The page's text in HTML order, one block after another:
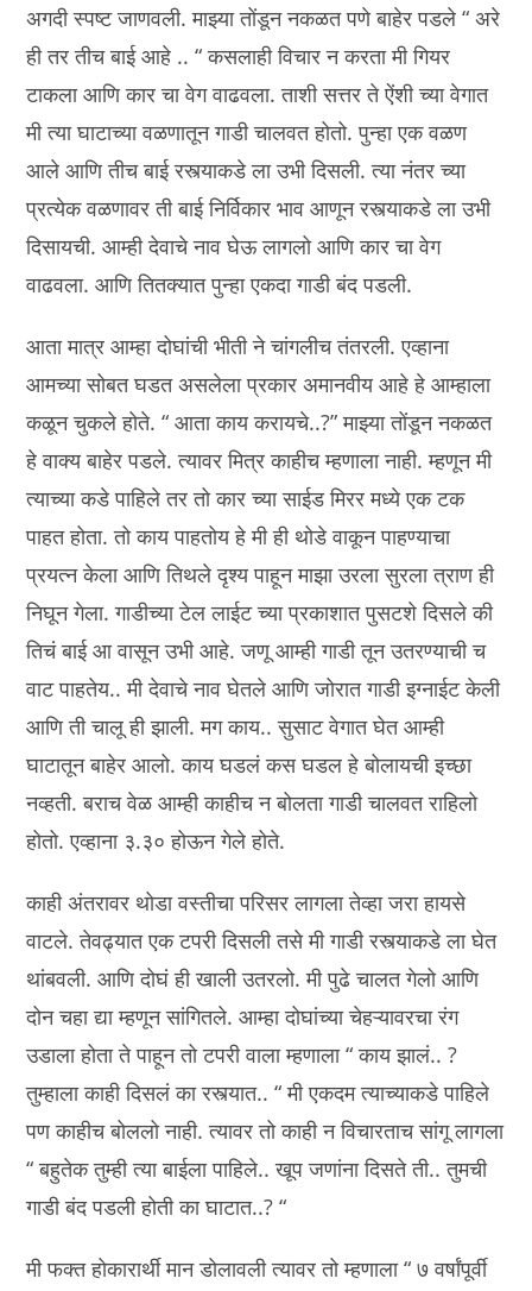
अगदी स्पष्ट जाणवली. माझ्या तोंडून नकळत पणे बाहेर पडले “ अरे
ही तर तीच बाई आहे .. “ कसलाही विचार न करता मी गियर
टाकला आणि कार चा वेग वाढवला. ताशी सत्तर ते ऐंशी च्या वेगात
मी त्या घाटाच्या वळणातून गाडी चालवत होतो. पुन्हा एक वळण
आले आणि तीच बाई रस्त्याकडे ला उभी दिसली. त्या नंतर च्या
प्रत्येक वळणावर ती बाई निर्विकार भाव आणून रस्त्याकडे ला उभी
दिसायची. आम्ही देवाचे नाव घेऊ लागलो आणि कार चा वेग
वाढवला. आणि तितक्यात पुन्हा एकदा गाडी बंद पडली.
आता मात्र आम्हा दोघांची भीती ने चांगलीच तंतरली. एव्हाना
आमच्या सोबत घडत असलेला प्रकार अमानवीय आहे हे आम्हाला
कळून चुकले होते. “ आता काय करायचे..?” माझ्या तोंडून नकळत
हे वाक्य बाहेर पडले. त्यावर मित्र काहीच म्हणाला नाही. म्हणून मी
त्याच्या कडे पाहिले तर तो कार च्या साईड मिरर मध्ये एक टक
पाहत होता. तो काय पाहतोय हे मी ही थोडे वाकून पाहण्याचा
प्रयत्न केला आणि तिथले दृश्य पाहून माझा उरला सुरला त्राण ही
निघून गेला. गाडीच्या टेल लाईट च्या प्रकाशात पुसटशे दिसले की
तिचं बाई आ वासून उभी आहे. जणू आम्ही गाडी तून उतरण्याची च
वाट पाहतेय.. मी देवाचे नाव घेतले आणि जोरात गाडी इग्नाईट केली
आणि ती चालू ही झाली. मग काय.. सुसाट वेगात घेत आम्ही
घाटातून बाहेर आलो. काय घडलं कस घडल हे बोलायची इच्छा
नव्हती. बराच वेळ आम्ही काहीच न बोलता गाडी चालवत राहिलो
होतो. एव्हाना ३.३० होऊन गेले होते.
काही अंतरावर थोडा वस्तीचा परिसर लागला तेव्हा जरा हायसे
वाटले. तेवढ्यात एक टपरी दिसली तसे मी गाडी रस्त्याकडे ला घेत
थांबवली. आणि दोघं ही खाली उतरलो. मी पुढे चालत गेलो आणि
दोन चहा द्या म्हणून सांगितले. आम्हा दोघांच्या चेहऱ्यावरचा रंग
उडाला होता ते पाहून तो टपरी वाला म्हणाला “ काय झालं.. ?
तुम्हाला काही दिसलं का रस्त्यात.. “ मी एकदम त्याच्याकडे पाहिले
पण काहीच बोललो नाही. त्यावर तो काही न विचारताच सांगू लागला
“ बहुतेक तुम्ही त्या बाईला पाहिले.. खूप जणांना दिसते ती.. तुमची
गाडी बंद पडली होती का घाटात..? “
मी फक्त होकारार्थी मान डोलावली त्यावर तो म्हणाला “ ७ वर्षांपूर्वी